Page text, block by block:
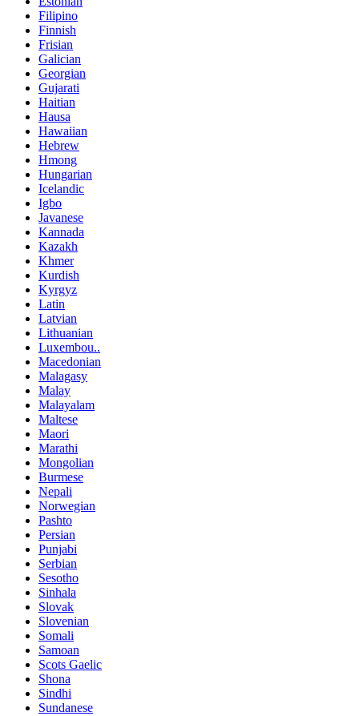
Filipino
Finnish
Frisian
Galician
Georgian
Gujarati
Haitian
Hausa
Hawaiian
Hebrew
Hmong
Hungarian
Icelandic
Igbo
Javanese
Kannada
Kazakh
Khmer
Kurdish
Kyrgyz
Latin
Latvian
Lithuanian
Luxembou..
Macedonian
Malagasy
Malay
Malayalam
Maltese
Maori
Marathi
Mongolian
Burmese
Nepali
Norwegian
Pashto
Persian
Punjabi
Serbian
Sesotho
Sinhala
Slovak
Slovenian
Somali
Samoan
Scots Gaelic
Shona
Sindhi
Sundanese